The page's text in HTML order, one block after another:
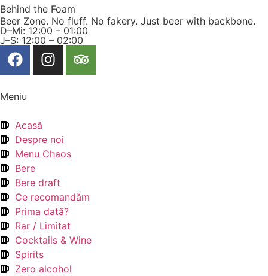
Behind the Foam
Beer Zone. No fluff. No fakery. Just beer with backbone.
D–Mi: 12:00 – 01:00
J–S: 12:00 – 02:00
Meniu
Acasă
Despre noi
Menu Chaos
Bere
Bere draft
Ce recomandăm
Prima dată?
Rar / Limitat
Cocktails & Wine
Spirits
Zero alcohol